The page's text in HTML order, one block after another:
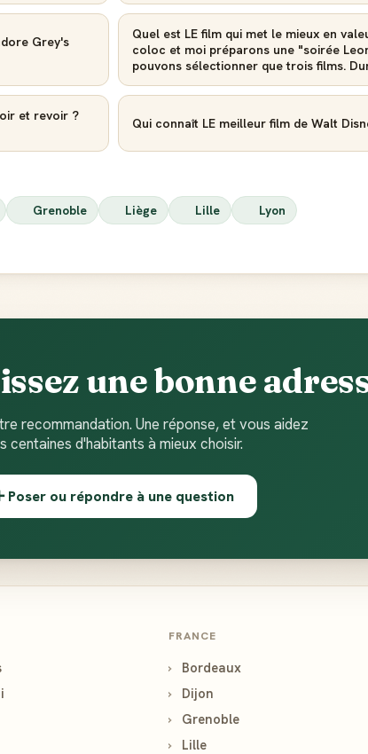
Grey's
Quel est LE film qui met le mieux en
coloc et moi préparons une "soirée
pouvons sélectionner que trois films.
et revoir ?
Qui connaît LE meilleur film de Walt
Grenoble Liège Lille Lyon
une bonne
recommandation. Une réponse, et vous aidez
centaines d'habitants à mieux choisir.
Poser ou répondre à une question
FRANCE
›
Bordeaux
›
Dijon
›
Grenoble
›
Lille